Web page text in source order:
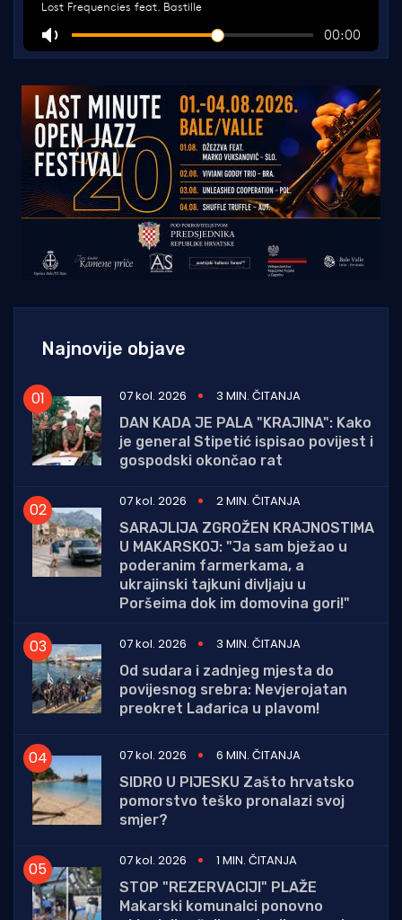
Najnovije objave
07 kol. 2026
3 MIN. ČITANJA
DAN KADA JE PALA "KRAJINA": Kako
je general Stipetić ispisao povijest i
gospodski okončao rat
07 kol. 2026
2 MIN. ČITANJA
SARAJLIJA ZGROŽEN KRAJNOSTIMA
U MAKARSKOJ: "Ja sam bježao u
poderanim farmerkama, a
ukrajinski tajkuni divljaju u
Poršeima dok im domovina gori!"
07 kol. 2026
3 MIN. ČITANJA
Od sudara i zadnjeg mjesta do
povijesnog srebra: Nevjerojatan
preokret Lađarica u plavom!
07 kol. 2026
6 MIN. ČITANJA
SIDRO U PIJESKU Zašto hrvatsko
pomorstvo teško pronalazi svoj
smjer?
07 kol. 2026
1 MIN. ČITANJA
STOP "REZERVACIJI" PLAŽE
Makarski komunalci ponovno